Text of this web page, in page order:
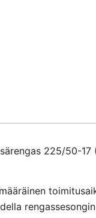
225/50-17